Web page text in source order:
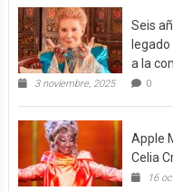
Seis
a la
3 noviembre, 2025 0
Apple
Celia
16